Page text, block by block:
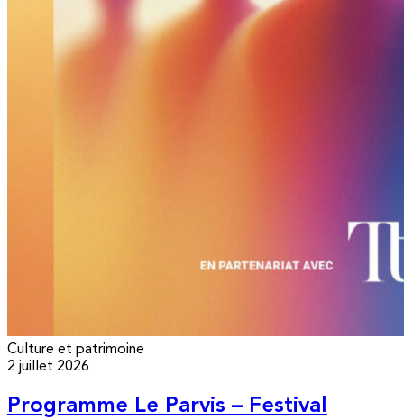
Culture et patrimoine
2 juillet 2026
Programme Le Parvis – Festival